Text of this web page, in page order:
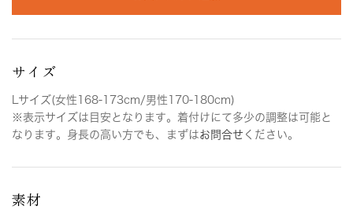
サイズ
Lサイズ(女性168-173cm/男性170-180cm)
※表示サイズは目安となります。着付けにて多少の調整は可能と
なります。身長の高い方でも、まずはお問合せ ください。
素材